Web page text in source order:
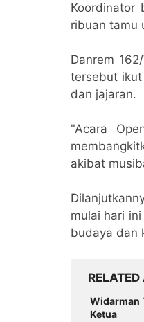
Koordinator
ribuan tamu
Danrem
tersebut ikut
dan jajaran.
"Acara
akibat
mulai hari
budaya dan
Widarman
Ketua